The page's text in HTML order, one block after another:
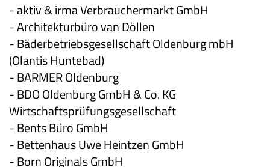
- aktiv & irma Verbrauchermarkt GmbH
- Architekturbüro van Döllen
- Bäderbetriebsgesellschaft Oldenburg mbH
(Olantis Huntebad)
- BARMER Oldenburg
- BDO Oldenburg GmbH & Co. KG
Wirtschaftsprüfungsgesellschaft
- Bents Büro GmbH
- Bettenhaus Uwe Heintzen GmbH
- Born Originals GmbH